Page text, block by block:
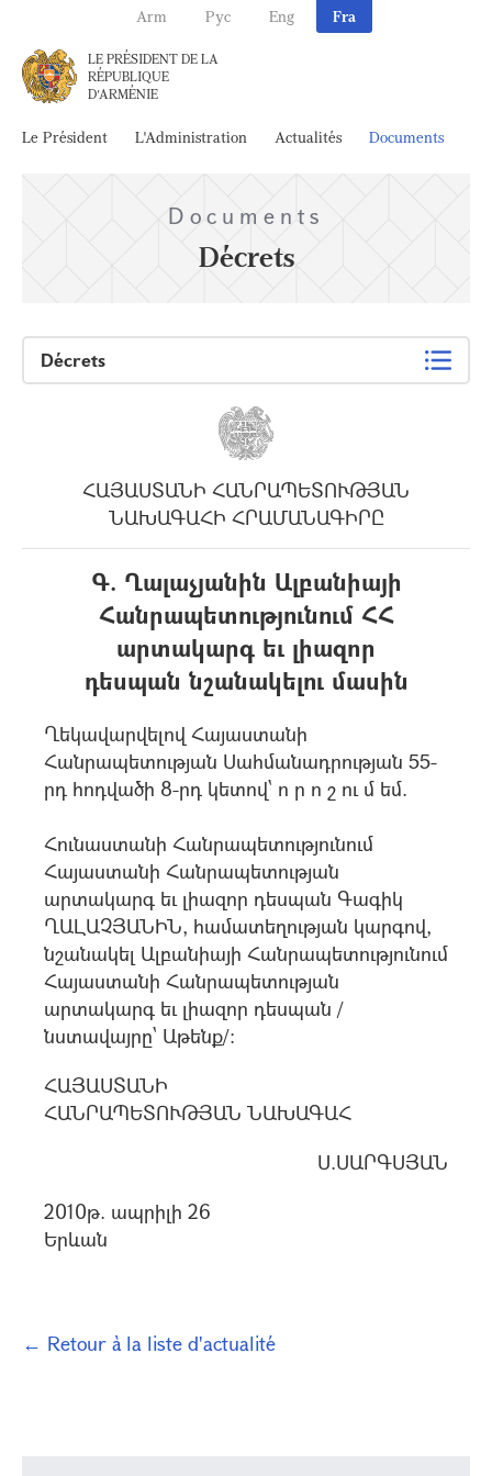
Arm Рус Eng Fra
LE PRÉSIDENT DE LA
RÉPUBLIQUE
D'ARMÉNIE
Le Président L'Administration Actualités Documents
Documents
Décrets
Décrets
ՀԱՅԱՍՏԱՆԻ ՀԱՆՐԱՊԵՏՈՒԹՅԱՆ
ՆԱԽԱԳԱՀԻ ՀՐԱՄԱՆԱԳԻՐԸ
Գ. Ղալաչյանին Ալբանիայի
Հանրապետությունում ՀՀ
արտակարգ եւ լիազոր
դեսպան նշանակելու մասին
Ղեկավարվելով Հայաստանի
Հանրապետության Սահմանադրության 55-
րդ հոդվածի 8-րդ կետով` ո ր ո շ ու մ եմ.
Հունաստանի Հանրապետությունում
Հայաստանի Հանրապետության
արտակարգ եւ լիազոր դեսպան Գագիկ
ՂԱԼԱՉՅԱՆԻՆ, համատեղության կարգով,
նշանակել Ալբանիայի Հանրապետությունում
Հայաստանի Հանրապետության
արտակարգ եւ լիազոր դեսպան /
նստավայրը` Աթենք/:
ՀԱՅԱՍՏԱՆԻ
ՀԱՆՐԱՊԵՏՈՒԹՅԱՆ ՆԱԽԱԳԱՀ
Ս.ՍԱՐԳՍՅԱՆ
2010թ. ապրիլի 26
Երևան
← Retour à la liste d'actualité